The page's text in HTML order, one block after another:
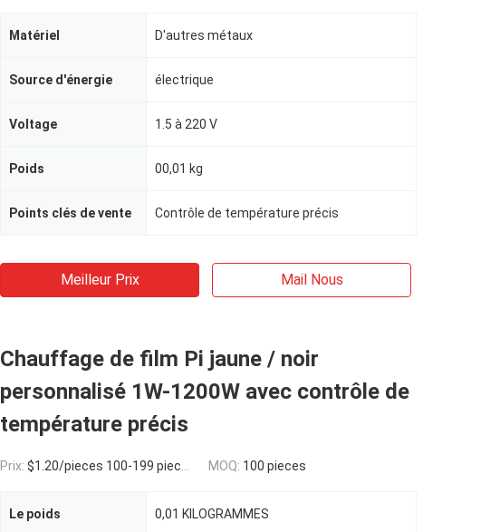
Matériel D'autres métaux
Source d'énergie électrique
Voltage 1.5 à 220 V
Poids 00,01 kg
Points clés de vente Contrôle de température précis
Meilleur Prix Mail Nous
Chauffage de film Pi jaune / noir
personnalisé 1W-1200W avec contrôle de
température précis
Prix: $1.20/pieces 100-199 pieces MOQ: 100 pieces
Le poids 0,01 KILOGRAMMES